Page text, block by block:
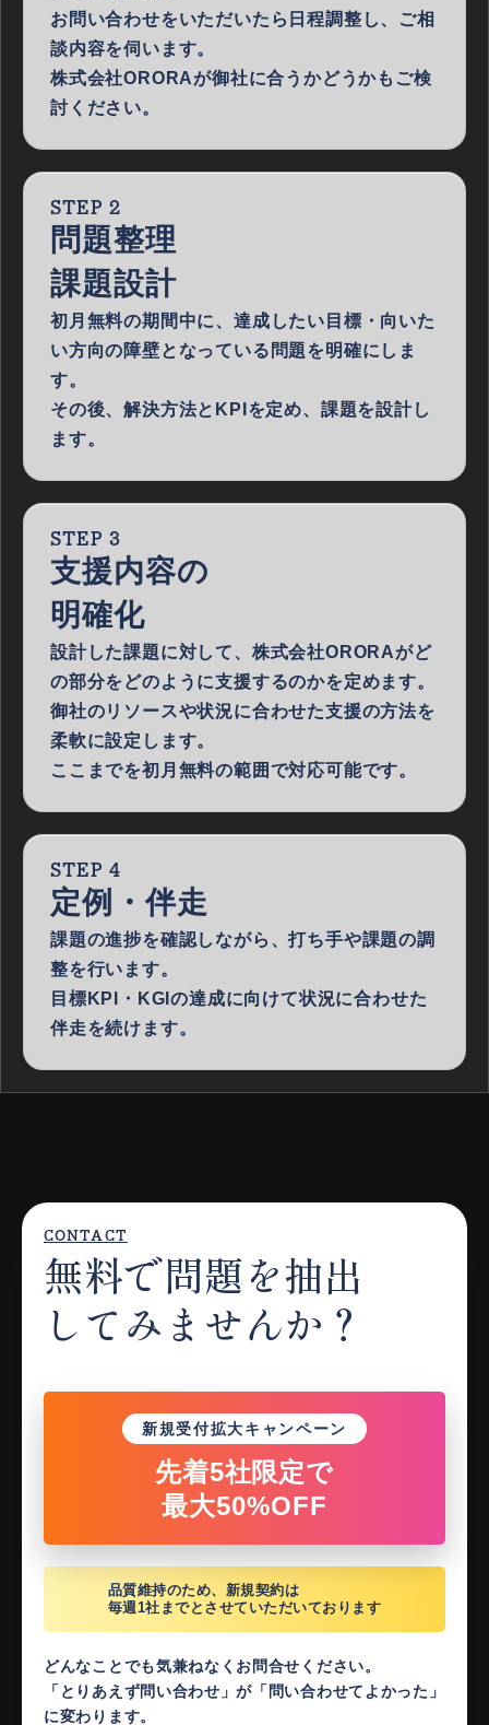
お問い合わせをいただいたら日程調整し、ご相
談内容を伺います。
株式会社ORORAが御社に合うかどうかもご検
討ください。
STEP 2
問題整理
課題設計
初月無料の期間中に、達成したい目標・向いた
い方向の障壁となっている問題を明確にしま
す。
その後、解決方法とKPIを定め、課題を設計し
ます。
STEP 3
支援内容の
明確化
設計した課題に対して、株式会社ORORAがど
の部分をどのように支援するのかを定めます。
御社のリソースや状況に合わせた支援の方法を
柔軟に設定します。
ここまでを初月無料の範囲で対応可能です。
STEP 4
定例・伴走
課題の進捗を確認しながら、打ち手や課題の調
整を行います。
目標KPI・KGIの達成に向けて状況に合わせた
伴走を続けます。
CONTACT
無料で問題を抽出
してみませんか？
新規受付拡大キャンペーン
先着5社限定で
最大50%OFF
品質維持のため、新規契約は
毎週1社までとさせていただいております
どんなことでも気兼ねなくお問合せください。
「とりあえず問い合わせ」が「問い合わせてよかった」
に変わります。